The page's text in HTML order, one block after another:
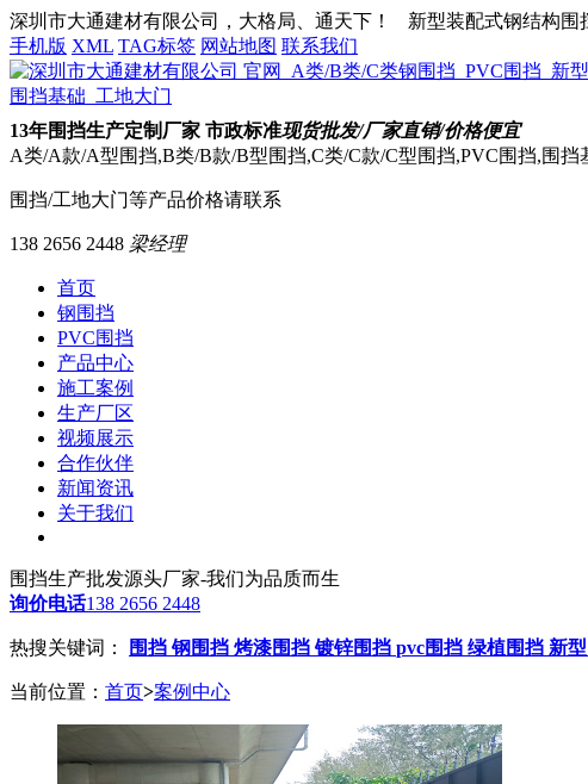
深圳市大通建材有限公司，大格局、通天下！
新型装配式钢结构围
手机版 XML TAG标签 网站地图 联系我们
13年围挡生产定制厂家 市政标准现货批发/厂家直销/价格便宜
A类/A款/A型围挡,B类/B款/B型围挡,C类/C款/C型围挡,PVC围挡,围挡
围挡/工地大门等产品价格请联系
138 2656 2448 梁经理
首页
钢围挡
PVC围挡
产品中心
施工案例
生产厂区
视频展示
合作伙伴
新闻资讯
关于我们
围挡生产批发源头厂家-我们为品质而生
询价电话138 2656 2448
热搜关键词： 围挡 钢围挡 烤漆围挡 镀锌围挡 pvc围挡 绿植围挡 新
当前位置： 首页>案例中心